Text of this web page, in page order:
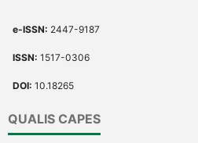
e-ISSN: 2447-9187
ISSN: 1517-0306
DOI: 10.18265
QUALIS CAPES